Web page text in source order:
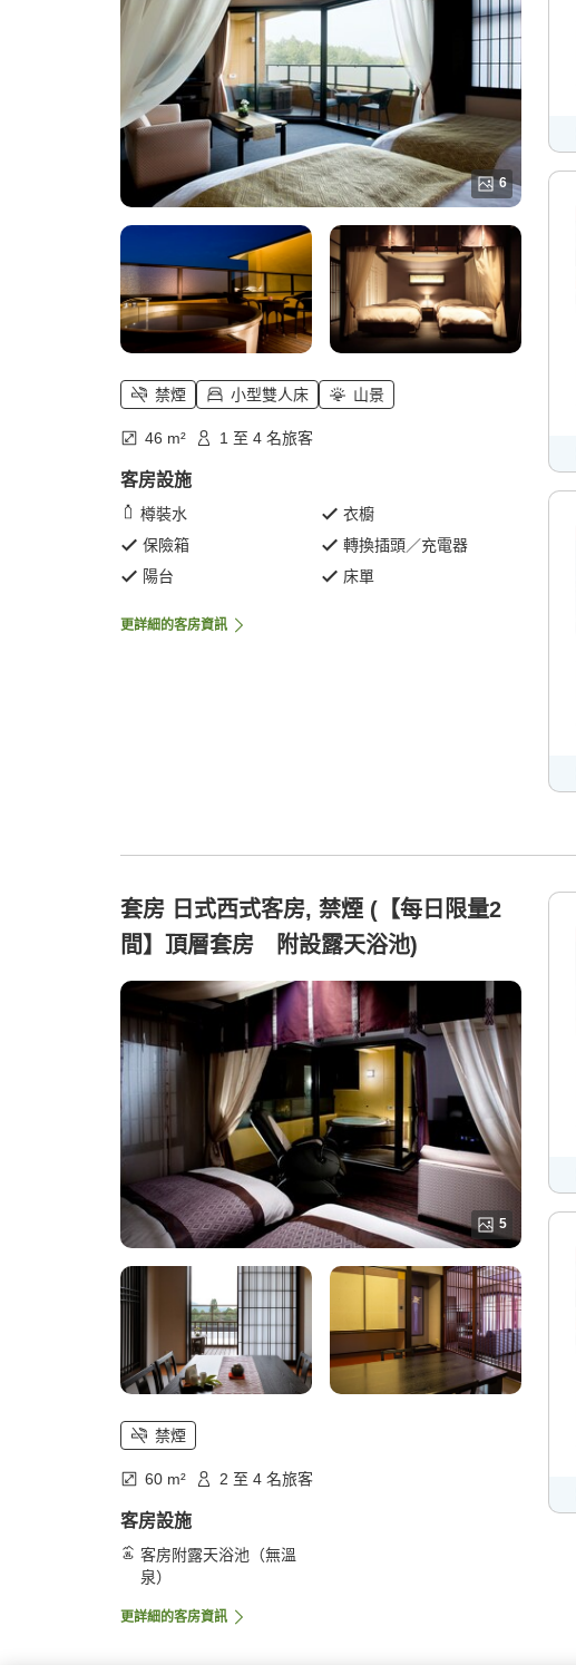
6
禁煙 小型雙人床 山景
46 m² 1 至 4 名旅客
客房設施
樽裝水
衣櫥
保險箱
轉換插頭／充電器
陽台
床單
更詳細的客房資訊
套房 日式西式客房, 禁煙 (【每日限量2
間】頂層套房 附設露天浴池)
5
禁煙
60 m² 2 至 4 名旅客
客房設施
客房附露天浴池（無溫
泉）
更詳細的客房資訊